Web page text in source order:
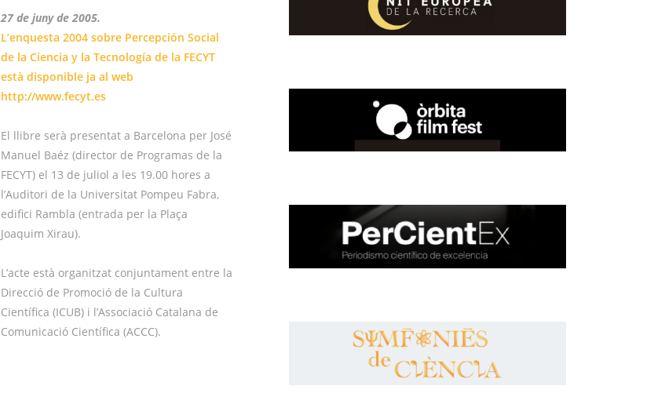
27 de juny de 2005.
L’enquesta 2004 sobre Percepción Social
de la Ciencia y la Tecnología de la FECYT
està disponible ja al web
http://www.fecyt.es
El llibre serà presentat a Barcelona per José
Manuel Baéz (director de Programas de la
FECYT) el 13 de juliol a les 19.00 hores a
l’Auditori de la Universitat Pompeu Fabra,
edifici Rambla (entrada per la Plaça
Joaquim Xirau).
L’acte està organitzat conjuntament entre la
Direcció de Promoció de la Cultura
Científica (ICUB) i l’Associació Catalana de
Comunicació Científica (ACCC).